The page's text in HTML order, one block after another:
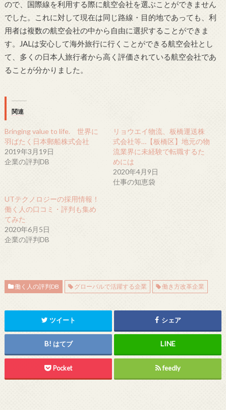
ので、国際線を利用する際に航空会社を選ぶことができません
でした。これに対して現在は同じ路線・目的地であっても、利
用者は複数の航空会社の中から自由に選択することができま
す。JALは安心して海外旅行に行くことができる航空会社とし
て、多くの日本人旅行者から高く評価されている航空会社であ
ることが分かりました。
関連
Bringing value to life. 世界に
羽ばたく日本郵船株式会社
2019年3月19日
企業の評判DB
リョウエイ物流、板橋運送株
式会社等…【板橋区】地元の物
流業界に未経験で転職するた
めには
2020年4月9日
仕事の知恵袋
UTテクノロジーの採用情報！
働く人の口コミ・評判も集め
てみた
2020年6月5日
企業の評判DB
働く人の評判DB グローバルで活躍する企業 働き方改革企業
ツイート シェア
はてブ
Pocket feedly